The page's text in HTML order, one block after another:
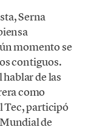
Serna
momento se
contiguos.
de las
como
Tec, participó
de